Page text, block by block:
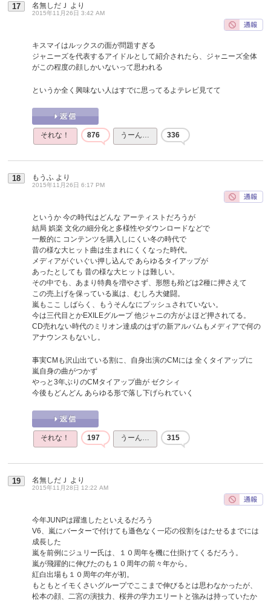
17 名無しだＪ より
2015年11月26日 3:42 AM
キスマイはルックスの面が問題すぎる
ジャニーズを代表するアイドルとして紹介されたら、ジャニーズ全体
がこの程度の顔しかいないって思われる
というか全く興味ない人はすでに思ってるよテレビ見てて
それな！ 876 うーん… 336
18 もうふ より
2015年11月26日 6:17 PM
というか 今の時代はどんな アーティストだろうが
結局 娯楽 文化の細分化と多様性やダウンロードなどで
一般的に コンテンツを購入しにくい冬の時代で
昔の様な大ヒット曲は生まれにくくなった時代。
メディアがぐいぐい押し込んで あらゆるタイアップが
あったとしても 昔の様な大ヒットは難しい。
その中でも、あまり特典を増やさず、形態も殆どは2種に押さえて
この売上げを保っている嵐は、むしろ大健闘。
嵐もここ しばらく、もうそんなにプッシュされていない。
今は三代目とかEXILEグループ 他ジャニの方がよほど押されてる。
CD売れない時代のミリオン達成のはずの新アルバムもメディアで何の
アナウンスもないし。
事実CMも沢山出ている割に、自身出演のCMには 全くタイアップに
嵐自身の曲がつかず
やっと3年ぶりのCMタイアップ曲が ゼクシィ
今後もどんどん あらゆる形で落し下げられていく
それな！ 197 うーん… 315
19 名無しだＪ より
2015年11月28日 12:22 AM
今年JUNPは躍進したといえるだろう
V6、嵐にバーターで付けても遜色なく一応の役割をはたせるまでには
成長した
嵐を前例にジュリー氏は、１０周年を機に仕掛けてくるだろう。
嵐が飛躍的に伸びたのも１０周年の前々年から。
紅白出場も１０周年の年が初。
もともとイモくさいグループでここまで伸びるとは思わなかったが、
松本の顔、二宮の演技力、桜井の学力エリートと強みは持っていたか